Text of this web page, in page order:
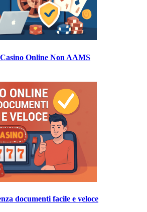
Online Non AAMS
documenti facile e veloce